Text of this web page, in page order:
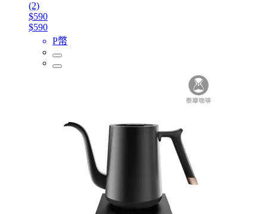
(2)
$590
$590
P幣